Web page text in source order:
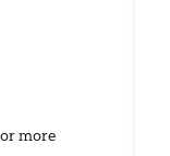
more